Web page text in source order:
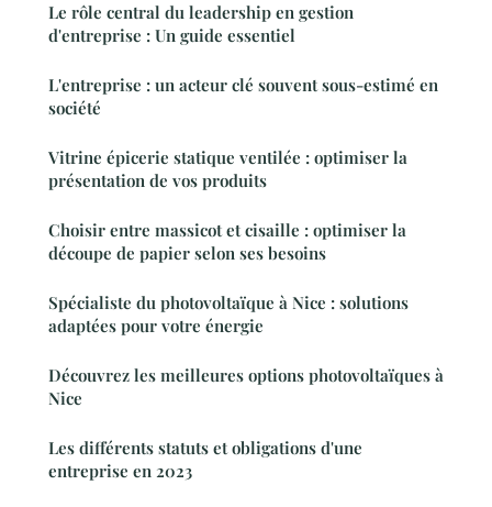
Le rôle central du leadership en gestion
d'entreprise : Un guide essentiel
L'entreprise : un acteur clé souvent sous-estimé en
société
Vitrine épicerie statique ventilée : optimiser la
présentation de vos produits
Choisir entre massicot et cisaille : optimiser la
découpe de papier selon ses besoins
Spécialiste du photovoltaïque à Nice : solutions
adaptées pour votre énergie
Découvrez les meilleures options photovoltaïques à
Nice
Les différents statuts et obligations d'une
entreprise en 2023